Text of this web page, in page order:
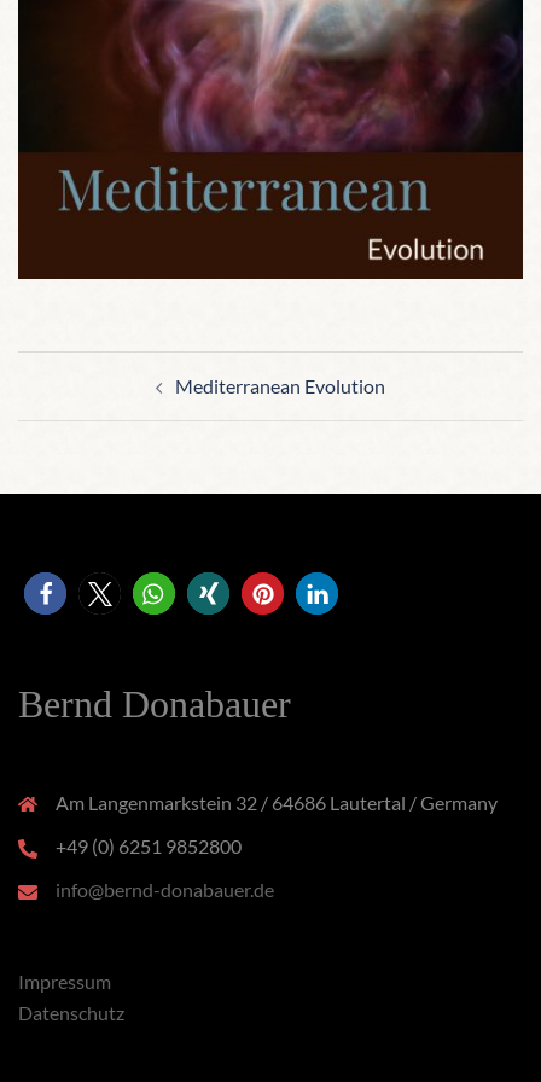
BeitragsnavigationMediterranean Evolution
Bernd Donabauer
Am Langenmarkstein 32 / 64686 Lautertal / Germany
+49 (0) 6251 9852800
info@bernd-donabauer.de
Impressum
Datenschutz